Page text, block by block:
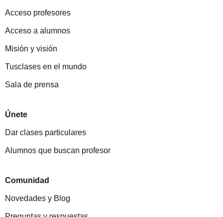
Acceso profesores
Acceso a alumnos
Misión y visión
Tusclases en el mundo
Sala de prensa
Únete
Dar clases particulares
Alumnos que buscan profesor
Comunidad
Novedades y Blog